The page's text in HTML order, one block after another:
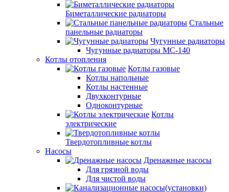
Биметаллические радиаторы
Стальные
панельные радиаторы
Чугунные радиаторы
Чугунные радиаторы МС-140
Котлы отопления
Котлы газовые
Котлы напольные
Котлы настенные
Двухконтурные
Одноконтурные
Котлы
электрические
Твердотопливные котлы
Насосы
Дренажные насосы
Для грязной воды
Для чистой воды